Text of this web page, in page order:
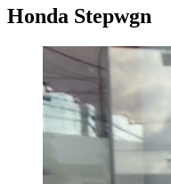
Honda Stepwgn